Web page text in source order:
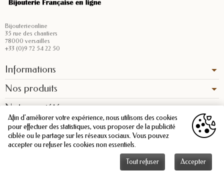
Bijouterieonline
35 rue des chantiers
78000 versailles
+33 (0)9 72 54 22 50
Informations
Nos produits
Notre société
Afin d'améliorer votre expérience, nous utilisons des cookies
pour effectuer des statistiques, vous proposer de la publicité
ciblée ou le partage sur les réseaux sociaux. Vous pouvez
accepter ou refuser les cookies non essentiels.
Tout refuser
Accepter
Copyright © 2026 - Bijouterieonline.com